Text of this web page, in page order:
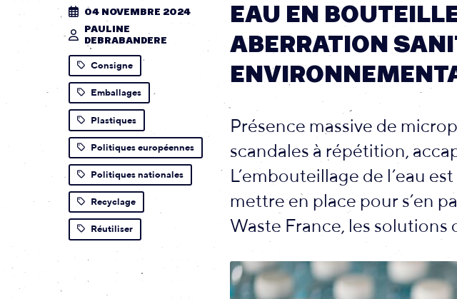
04 NOVEMBRE 2024
PAULINE
DEBRABANDERE
Consigne
Emballages
Plastiques
Politiques européennes
Politiques nationales
Recyclage
Réutiliser
EAU EN
ABERRATION
Présence massive de
scandales à répétition,
L’embouteillage de l’eau
mettre en place pour s’en
Waste France, les solutions